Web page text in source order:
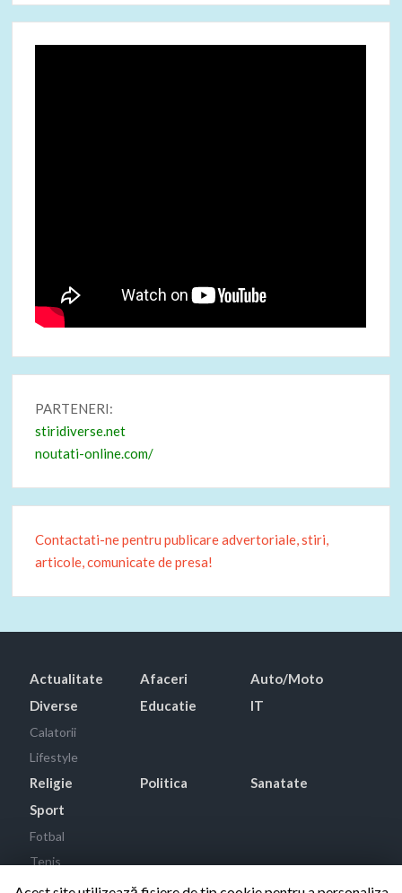
PARTENERI:
stiridiverse.net
noutati-online.com/
Contactati-ne pentru publicare advertoriale, stiri,
articole, comunicate de presa!
Actualitate Afaceri
Auto/Moto
Diverse
Calatorii
Lifestyle
Educatie IT
Religie Politica
Sanatate
Sport
Fotbal
Tenis